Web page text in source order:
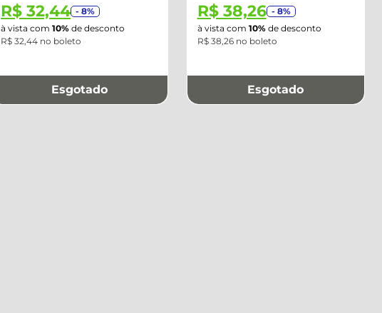
R$ 32,44 - 8%
à vista com 10% de desconto
R$ 32,44 no boleto
Esgotado
R$ 38,26 - 8%
à vista com 10%de desconto
R$ 38,26 no boleto
Esgotado